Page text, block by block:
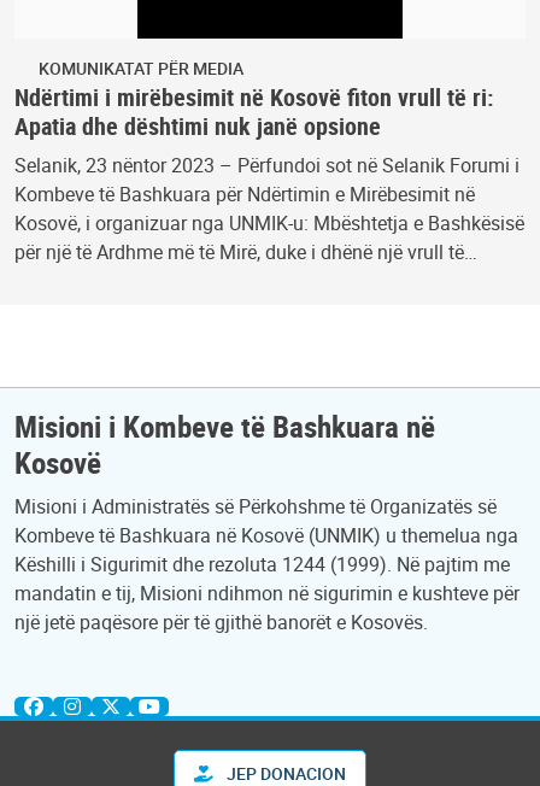
KOMUNIKATAT PËR MEDIA
Ndërtimi i mirëbesimit në Kosovë fiton vrull të ri:
Apatia dhe dështimi nuk janë opsione
Selanik, 23 nëntor 2023 – Përfundoi sot në Selanik Forumi i
Kombeve të Bashkuara për Ndërtimin e Mirëbesimit në
Kosovë, i organizuar nga UNMIK-u: Mbështetja e Bashkësisë
për një të Ardhme më të Mirë, duke i dhënë një vrull të…
Misioni i Kombeve të Bashkuara në
Kosovë
Misioni i Administratës së Përkohshme të Organizatës së
Kombeve të Bashkuara në Kosovë (UNMIK) u themelua nga
Këshilli i Sigurimit dhe rezoluta 1244 (1999). Në pajtim me
mandatin e tij, Misioni ndihmon në sigurimin e kushteve për
një jetë paqësore për të gjithë banorët e Kosovës.
JEP DONACION